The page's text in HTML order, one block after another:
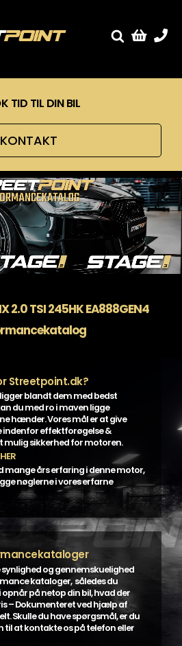
TID TIL DIN BIL
KONTAKT
2.0 TSI 245HK EA888GEN4
Streetpoint.dk?
blandt dem med bedst
du med ro i maven ligge
hænder. Vores mål er at give
indenfor effektforøgelse &
mulig sikkerhed for motoren.
HER
mange års erfaring i denne motor,
nøglerne i vores erfarne
synlighed og gennemskuelighed
kataloger, således du
på netop din bil, hvad der
– Dokumenteret ved hjælp af
Skulle du have spørgsmål, er du
til at kontakte os på telefon eller